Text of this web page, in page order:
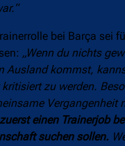
bei Barça sei
„Wenn du nichts
Ausland kommst,
zu werden.
Vergangenheit
einen Trainerjob
suchen sollen.